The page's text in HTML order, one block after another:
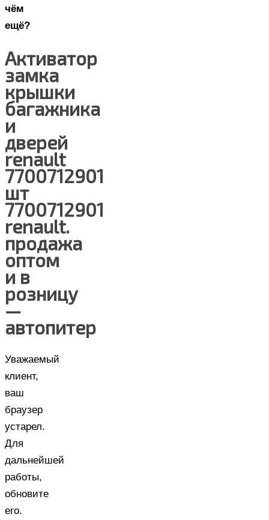
чём
ещё?
Активатор
замка
крышки
багажника
и
дверей
renault
7700712901
шт
7700712901
renault.
продажа
оптом
и в
розницу
—
автопитер
Уважаемый
клиент,
ваш
браузер
устарел.
Для
дальнейшей
работы,
обновите
его.